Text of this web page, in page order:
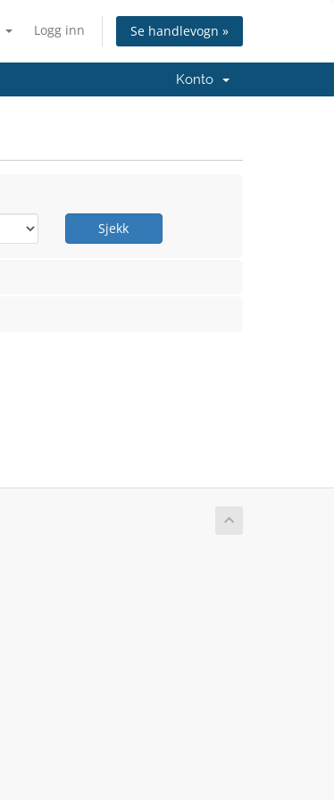
Logg inn Se handlevogn »
Konto
Sjekk